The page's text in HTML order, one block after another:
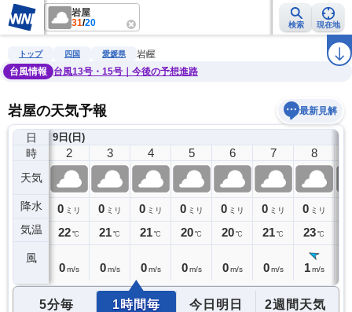
岩屋
31/20 検索 現在地
雨雲レーダー 台風情報 地震情報 ラ
トップ 四国 愛媛県
岩屋
台風情報
台風13号・15号｜今後の予想進路
岩屋の天気予報 最新見解
日
時
天気
降水
気温
風
9日(日)
1
0ミリ
22℃
2
0 ミリ
22℃
0 m/s
3
0 ミリ
21℃
0 m/s
4
0 ミリ
21℃
0 m/s
5
0 ミリ
20℃
0 m/s
6
0 ミリ
20℃
0 m/s
7
0 ミリ
21℃
0 m/s
8
0 ミリ
23℃
1 m/s
5分毎 1時間毎 今日明日 2週間天気